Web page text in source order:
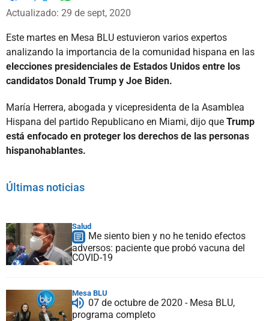
Facebook
X
Actualizado: 29 de sept, 2020
Este martes en Mesa BLU estuvieron varios expertos
analizando la importancia de la comunidad hispana en las
elecciones presidenciales de Estados Unidos entre los
candidatos Donald Trump y Joe Biden.
María Herrera, abogada y vicepresidenta de la Asamblea
Hispana del partido Republicano en Miami, dijo que Trump
está enfocado en proteger los derechos de las personas
hispanohablantes.
Últimas noticias
Salud
Me siento bien y no he tenido efectos
adversos: paciente que probó vacuna del
COVID-19
Mesa BLU
07 de octubre de 2020 - Mesa BLU,
programa completo